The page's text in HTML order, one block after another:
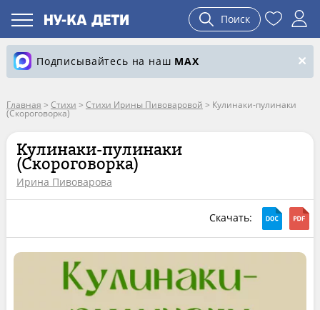
Поиск
Подписывайтесь на наш MAX
Главная > Стихи > Стихи Ирины Пивоваровой > Кулинаки-пулинаки
(Скороговорка)
Кулинаки-пулинаки
(Скороговорка)
Ирина Пивоварова
Скачать: